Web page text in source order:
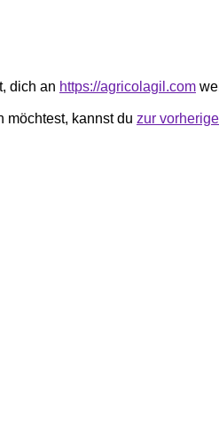
dich an https://agricolagil.com
möchtest, kannst du zur